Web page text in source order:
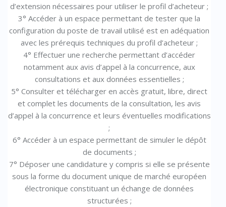
d’extension nécessaires pour utiliser le profil d’acheteur ;
3° Accéder à un espace permettant de tester que la
configuration du poste de travail utilisé est en adéquation
avec les prérequis techniques du profil d’acheteur ;
4° Effectuer une recherche permettant d’accéder
notamment aux avis d’appel à la concurrence, aux
consultations et aux données essentielles ;
5° Consulter et télécharger en accès gratuit, libre, direct
et complet les documents de la consultation, les avis
d’appel à la concurrence et leurs éventuelles modifications
;
6° Accéder à un espace permettant de simuler le dépôt
de documents ;
7° Déposer une candidature y compris si elle se présente
sous la forme du document unique de marché européen
électronique constituant un échange de données
structurées ;